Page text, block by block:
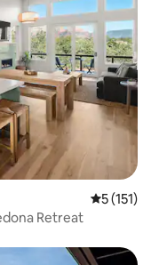
レビュー
5 (151)
Retreat